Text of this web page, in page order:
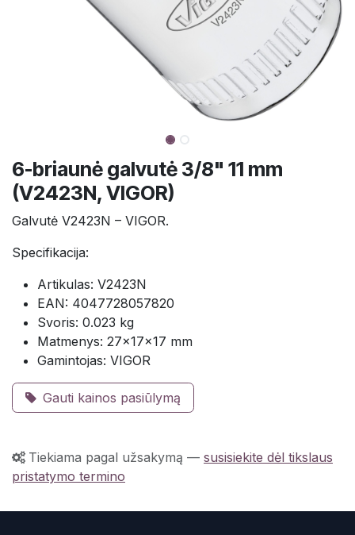
6-briaunė galvutė 3/8" 11 mm
(V2423N, VIGOR)
Galvutė V2423N – VIGOR.
Specifikacija:
Artikulas: V2423N
EAN: 4047728057820
Svoris: 0.023 kg
Matmenys: 27×17×17 mm
Gamintojas: VIGOR
Gauti kainos pasiūlymą
Tiekiama pagal užsakymą — susisiekite dėl tikslaus
pristatymo termino